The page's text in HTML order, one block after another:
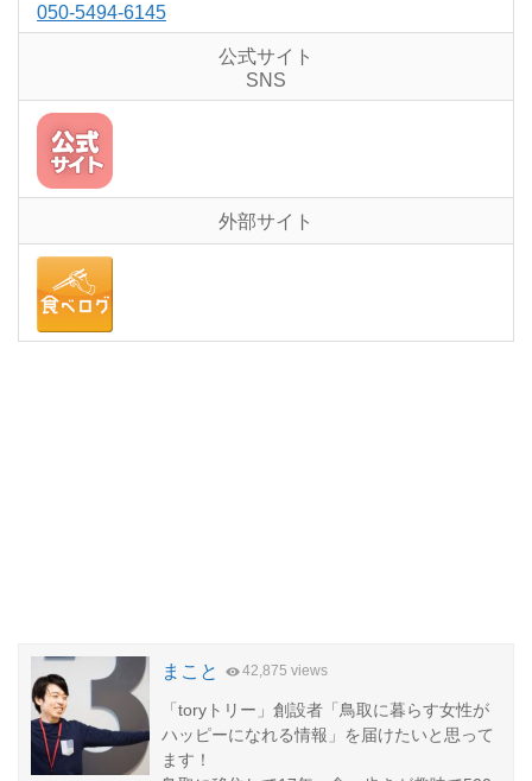
050-5494-6145
公式サイト
SNS
外部サイト
まこと 42,875 views
「toryトリー」創設者「鳥取に暮らす女性が
ハッピーになれる情報」を届けたいと思って
ます！